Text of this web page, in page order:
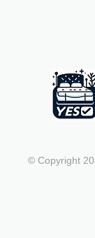
© Copyright